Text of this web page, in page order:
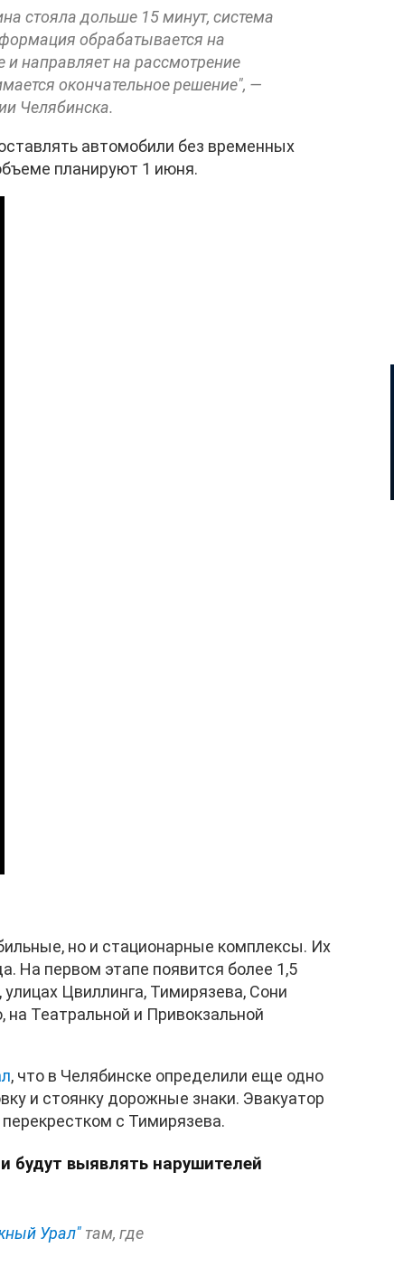
стояла дольше 15 минут, система
обрабатывается на
и направляет на рассмотрение
окончательное решение", —
Челябинска.
автомобили без временных
планируют 1 июня.
но и стационарные комплексы. Их
На первом этапе появится более 1,5
Цвиллинга, Тимирязева, Сони
на Театральной и Привокзальной
, что в Челябинске определили еще одно
и стоянку дорожные знаки. Эвакуатор
с Тимирязева.
будут выявлять нарушителей
Урал" там, где